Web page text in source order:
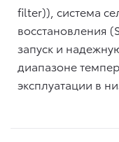
filter)), система
восстановления
запуск и
диапазоне
эксплуатации в